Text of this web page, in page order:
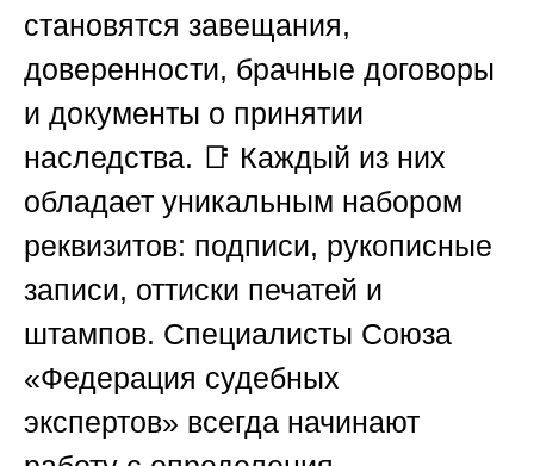
становятся завещания,
доверенности, брачные договоры
и документы о принятии
наследства. 📑 Каждый из них
обладает уникальным набором
реквизитов: подписи, рукописные
записи, оттиски печатей и
штампов. Специалисты Союза
«Федерация судебных
экспертов» всегда начинают